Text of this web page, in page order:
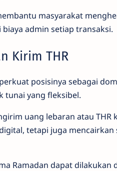
masyarakat
admin setiap transaksi.
Kirim THR
posisinya sebagai
tunai yang fleksibel.
uang lebaran atau THR
tetapi juga mencairkan
Ramadan dapat dilakukan